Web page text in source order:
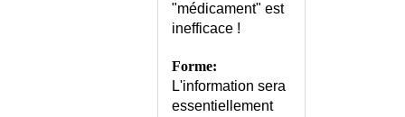
INTERRUPTION VOLONTAIRE
INTESTIN IRRITABLE
INTESTIN IRRITABLE -
"médicament" est
inefficace !
Forme:
L'information sera
essentiellement